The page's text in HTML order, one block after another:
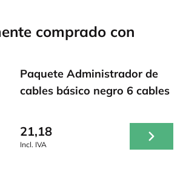
comprado con
Paquete Administrador de
cables básico negro 6 cables
21,18
Incl. IVA